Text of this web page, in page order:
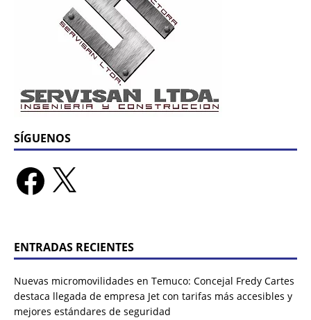
SÍGUENOS
ENTRADAS RECIENTES
Nuevas micromovilidades en Temuco: Concejal Fredy Cartes
destaca llegada de empresa Jet con tarifas más accesibles y
mejores estándares de seguridad